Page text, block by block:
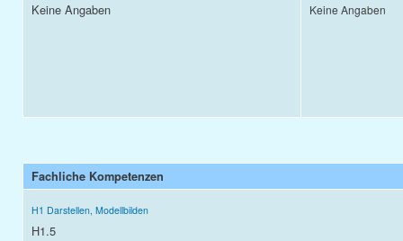
Keine Angaben Keine Angaben
Fachliche Kompetenzen
H1 Darstellen, Modellbilden
H1.5